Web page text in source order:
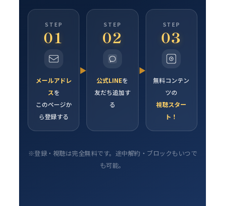
STEP
01
メールアドレ
スを
このページか
ら登録する
▶
STEP
02
公式LINEを
友だち追加す
る
▶
STEP
03
無料コンテン
ツの
視聴スター
ト！
※登録・視聴は完全無料です。途中解約・ブロックもいつで
も可能。